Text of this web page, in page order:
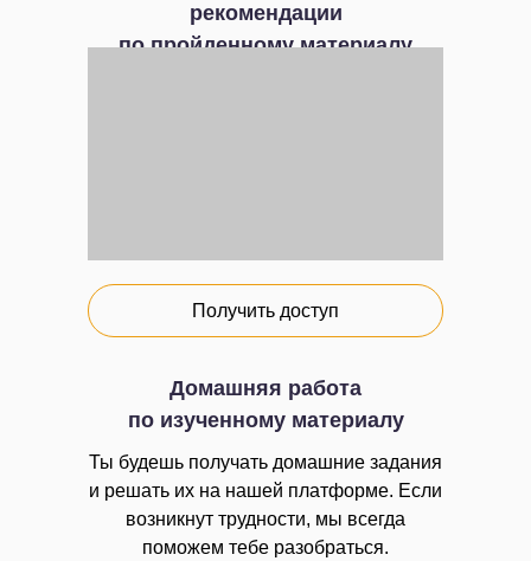
рекомендации
по пройденному материалу
Домашняя работа
по изученному материалу
Ты будешь получать домашние задания
и решать их на нашей платформе. Если
возникнут трудности, мы всегда
поможем тебе разобраться.
Получить доступ